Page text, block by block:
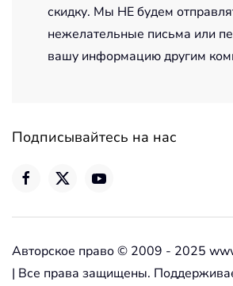
скидку. Мы НЕ будем
нежелательные письма или
вашу информацию другим
Подписывайтесь на нас
Авторское право © 2009 - 2025
| Все права защищены.